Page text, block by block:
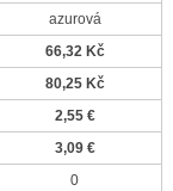
azurová
66,32 Kč
80,25 Kč
2,55 €
3,09 €
0